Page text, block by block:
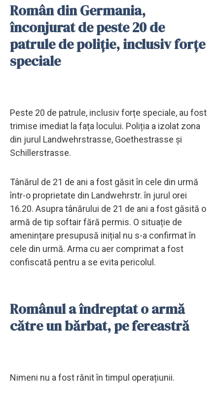
Român din Germania,
înconjurat de peste 20 de
patrule de poliție, inclusiv forțe
speciale
Peste 20 de patrule, inclusiv forțe speciale, au fost
trimise imediat la fața locului. Poliția a izolat zona
din jurul Landwehrstrasse, Goethestrasse și
Schillerstrasse.
Tânărul de 21 de ani a fost găsit în cele din urmă
într-o proprietate din Landwehrstr. în jurul orei
16.20. Asupra tânărului de 21 de ani a fost găsită o
armă de tip softair fără permis. O situație de
amenințare presupusă inițial nu s-a confirmat în
cele din urmă. Arma cu aer comprimat a fost
confiscată pentru a se evita pericolul.
Românul a îndreptat o armă
către un bărbat, pe fereastră
Nimeni nu a fost rănit în timpul operațiunii.